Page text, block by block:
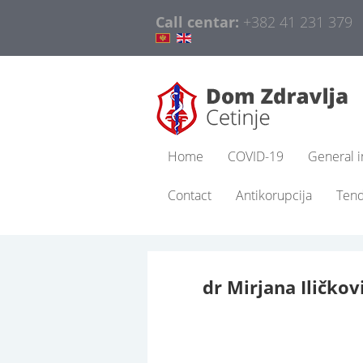
Call centar: +382 41 231 379
Home COVID-19 General
Contact Antikorupcija
dr Mirjana